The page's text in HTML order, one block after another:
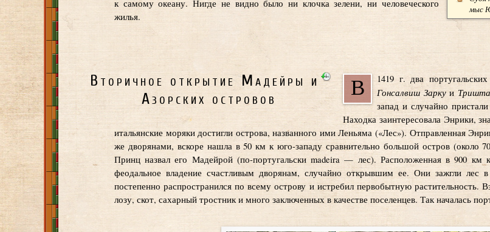
мыс
к самому океану. Нигде не видно было ни клочка зелени, ни человеческого
жилья.
Вторичное открытие Мадейры и
Азорских островов
В 1419 г. два
Гонсалвиш Заркуи
запад и случайно
Находка заинтересовала Энрики,
итальянские моряки достигли острова, названного ими Леньяма («Лес»). Отправленная
же дворянами, вскоре нашла в 50 км к юго-западу сравнительно большой остров (около
Принц назвал его Мадейрой (по-португальски madeira — лес). Расположенная в 900
феодальное владение счастливым дворянам, случайно открывшим ее. Они зажгли лес
постепенно распространился по всему острову и истребил первобытную
лозу, скот, сахарный тростник и много заключенных в качестве поселенцев. Так началась